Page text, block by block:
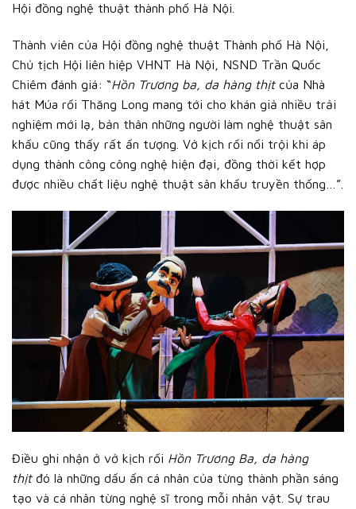
Hội đồng nghệ thuật thành phố Hà Nội.
Thành viên của Hội đồng nghệ thuật Thành phố Hà Nội,
Chủ tịch Hội liên hiệp VHNT Hà Nội, NSND Trần Quốc
Chiêm đánh giá: “Hồn Trương ba, da hàng thịtcủa Nhà
hát Múa rối Thăng Long mang tới cho khán giả nhiều trải
nghiệm mới lạ, bản thân những người làm nghệ thuật sân
khấu cũng thấy rất ấn tượng. Vở kịch rối nổi trội khi áp
dụng thành công công nghệ hiện đại, đồng thời kết hợp
được nhiều chất liệu nghệ thuật sân khấu truyền thống…”.
Điều ghi nhận ở vở kịch rối Hồn Trương Ba, da hàng
thịtđó là những dấu ấn cá nhân của từng thành phần sáng
tạo và cá nhân từng nghệ sĩ trong mỗi nhân vật. Sự trau